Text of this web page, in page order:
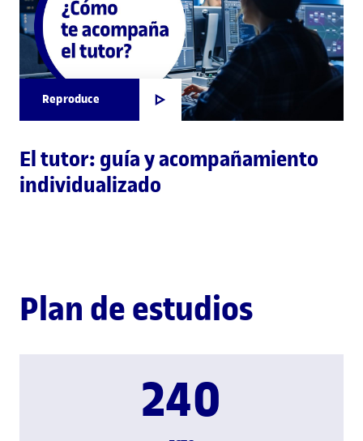
Reproduce
El tutor: guía y acompañamiento
individualizado
Plan de estudios
240